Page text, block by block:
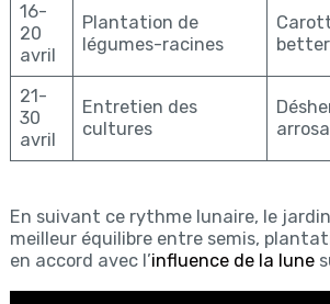
16-
20
avril
Plantation de
légumes-racines
21-
30
avril
Entretien des
cultures
En suivant ce rythme lunaire, le
meilleur équilibre entre semis,
en accord avec l’influence de la lune